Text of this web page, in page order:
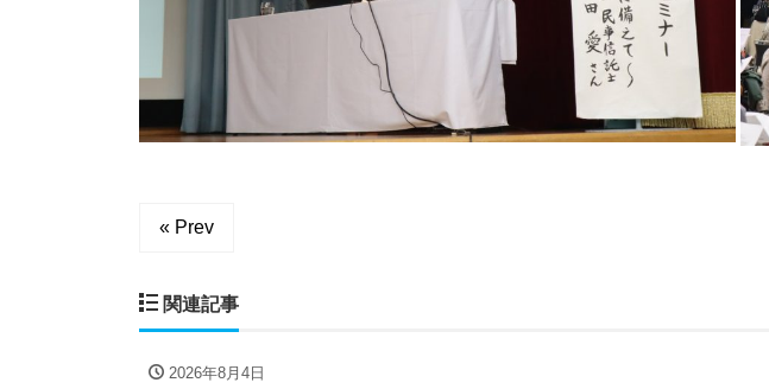
« Prev
関連記事
2026年8月4日